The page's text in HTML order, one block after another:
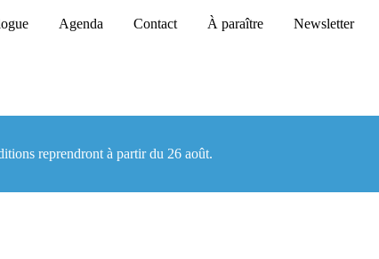
Agenda Contact À paraître
Newsletter
reprendront à partir du 26 août.